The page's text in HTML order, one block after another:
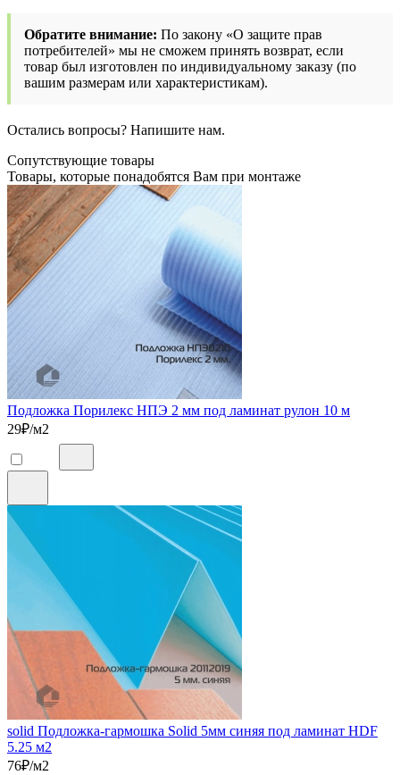
Обратите внимание: По закону «О защите прав
потребителей» мы не сможем принять возврат, если
товар был изготовлен по индивидуальному заказу (по
вашим размерам или характеристикам).
Остались вопросы? Напишите нам.
Сопутствующие товары
Товары, которые понадобятся Вам при монтаже
Подложка Порилекс НПЭ 2 мм под ламинат рулон 10 м
29₽/м2
solid Подложка-гармошка Solid 5мм синяя под ламинат HDF
5.25 м2
76₽/м2